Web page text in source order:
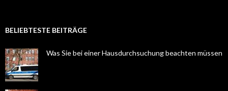
BELIEBTESTE BEITRÄGE
Was Sie bei einer Hausdurchsuchung beachten müssen